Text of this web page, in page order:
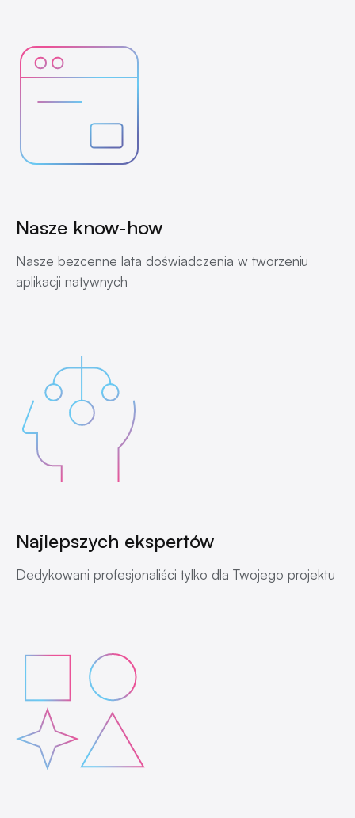
Nasze know-how
Nasze bezcenne lata doświadczenia w tworzeniu
aplikacji natywnych
Najlepszych ekspertów
Dedykowani profesjonaliści tylko dla Twojego projektu